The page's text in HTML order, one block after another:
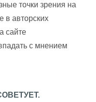
точки зрения на
в авторских
сайте
с мнением